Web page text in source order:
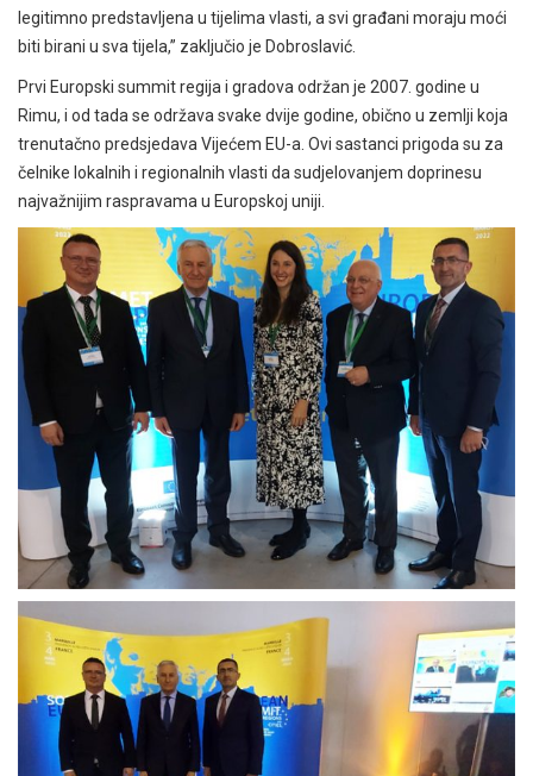
legitimno predstavljena u tijelima vlasti, a svi građani moraju moći
biti birani u sva tijela,” zaključio je Dobroslavić.
Prvi Europski summit regija i gradova održan je 2007. godine u
Rimu, i od tada se održava svake dvije godine, obično u zemlji koja
trenutačno predsjedava Vijećem EU-a. Ovi sastanci prigoda su za
čelnike lokalnih i regionalnih vlasti da sudjelovanjem doprinesu
najvažnijim raspravama u Europskoj uniji.